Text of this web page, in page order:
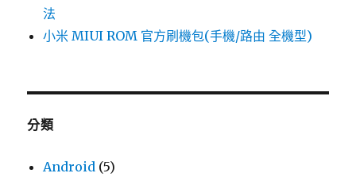
法
小米 MIUI ROM 官方刷機包(手機/路由 全機型)
分類
Android (5)